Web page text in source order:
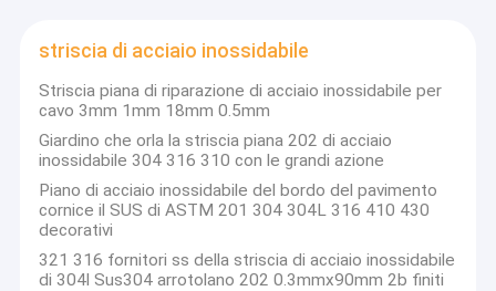
striscia di acciaio inossidabile
Striscia piana di riparazione di acciaio inossidabile per
cavo 3mm 1mm 18mm 0.5mm
Giardino che orla la striscia piana 202 di acciaio
inossidabile 304 316 310 con le grandi azione
Piano di acciaio inossidabile del bordo del pavimento
cornice il SUS di ASTM 201 304 304L 316 410 430
decorativi
321 316 fornitori ss della striscia di acciaio inossidabile
di 304l Sus304 arrotolano 202 0.3mmx90mm 2b finiti